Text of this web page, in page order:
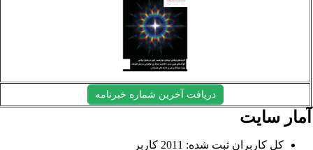
دریافت آخرین شماره خبرنامه
سایت
کل کاربران ثبت شده: 2011 کاربر